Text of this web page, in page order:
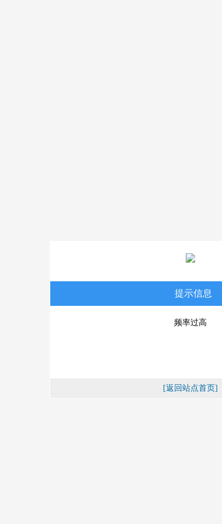
提示信息
频率过高
[返回站点首页]